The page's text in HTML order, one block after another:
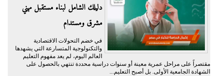
دليلك الشامل لبناء مستقبل مهني
مشرق ومستدام
في خضم التحولات الاقتصادية
والتكنولوجية المتسارعة التي يشهدها
العالم اليوم، لم يعد مفهوم التعليم
مقتصراً على مراحل عمرية معينة أو سنوات دراسية محددة تنتهي بالحصول على
الشهادة الجامعية الأولى. بل أصبح التعليم...